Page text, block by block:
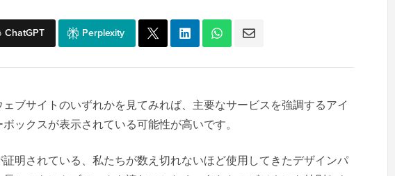
ChatGPT Perplexity
ブサイトのいずれかを見てみれば、主要なサービスを強調するアイ
ックスが表示されている可能性が高いです。
明されている、私たちが数え切れないほど使用してきたデザインパ